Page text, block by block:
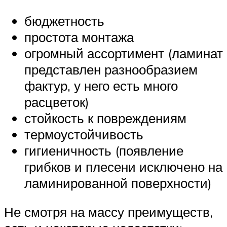
бюджетность
простота монтажа
огромный ассортимент (ламинат
представлен разнообразием
фактур, у него есть много
расцветок)
стойкость к повреждениям
термоустойчивость
гигиеничность (появление
грибков и плесени исключено на
ламинированной поверхности)
Не смотря на массу преимуществ,